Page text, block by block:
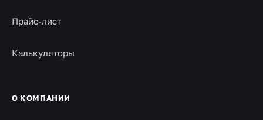
Прайс-лист
Калькуляторы
О КОМПАНИИ